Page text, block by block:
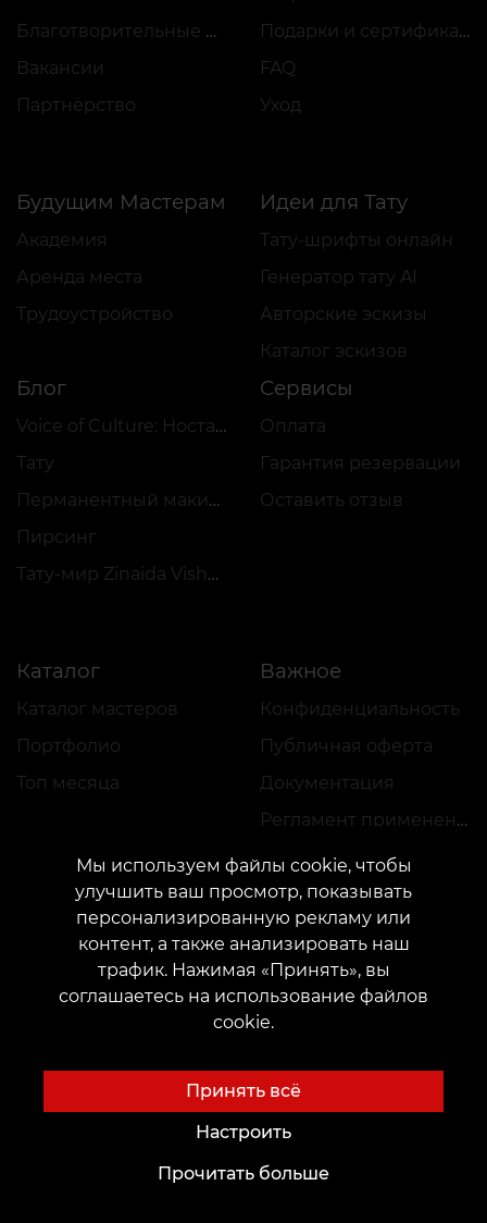
Благотворительные проекты
Вакансии
Партнёрство
Подарки и сертификаты
FAQ
Уход
Будущим Мастерам
Академия
Аренда места
Трудоустройство
Идеи для Тату
Тату-шрифты онлайн
Генератор тату AI
Авторские эскизы
Каталог эскизов
Блог
Voice of Culture: Ностальгия по 2000-м
Тату
Перманентный макияж
Пирсинг
Тату-мир Zinaida Vishenka
Сервисы
Оплата
Гарантия резервации
Оставить отзыв
Каталог
Каталог мастеров
Портфолио
Топ месяца
Важное
Конфиденциальность
Публичная оферта
Документация
Регламент применения акций
КОНТАКТЫ
Свяжитесь с нами: customers@vean-tattoo.com
marketing.veantattoo@gmail.com
Жалобы и предложения:complaints@vean-tattoo.com
Сайт разработан и обслуживается VEAN
Мы используем файлы cookie, чтобы
улучшить ваш просмотр, показывать
персонализированную рекламу или
контент, а также анализировать наш
трафик. Нажимая «Принять», вы
соглашаетесь на использование файлов
cookie.
Принять всё
Настроить
Прочитать больше